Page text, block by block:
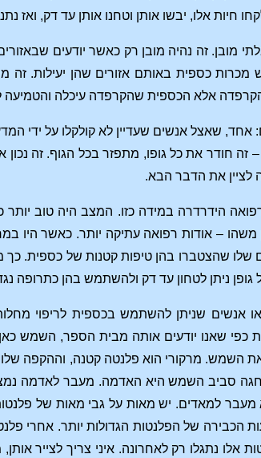
חיות אלו, יבשו אותן וטחנו אותן עד דק, ואז
מובן. זה נהיה מובן רק כאשר יודעים
מכרות כספית באותם אזורים שהן יעילות.
אלא הכספית שהקרפדה עיכלה והטמיעה
אחד, שאצל אנשים שעדיין לא קולקלו על ידי
זה חודר את כל גופו, מתפזר בכל הגוף. זה
לציין את הדבר הבא.
הידרדרה במידה כזו. המצב היה טוב יותר
– אודות רפואה עתיקה יותר. כאשר היו
שלו שהצטברו בהן טיפות קטנות של כספית.
ניתן לטחון עד דק ולהשתמש בהן כתרופה
אנשים שניתן להשתמש בכספית לריפוי
כפי שאנו יודעים אותה מבית הספר, השמש
סביב השמש היא האדמה. מעבר לאדמה נמצא
למאדים. יש מאות על גבי מאות של
של הפלנטות הגדולות יותר. אחרי
אלו נתגלו רק לאחרונה. איני צריך לצייר